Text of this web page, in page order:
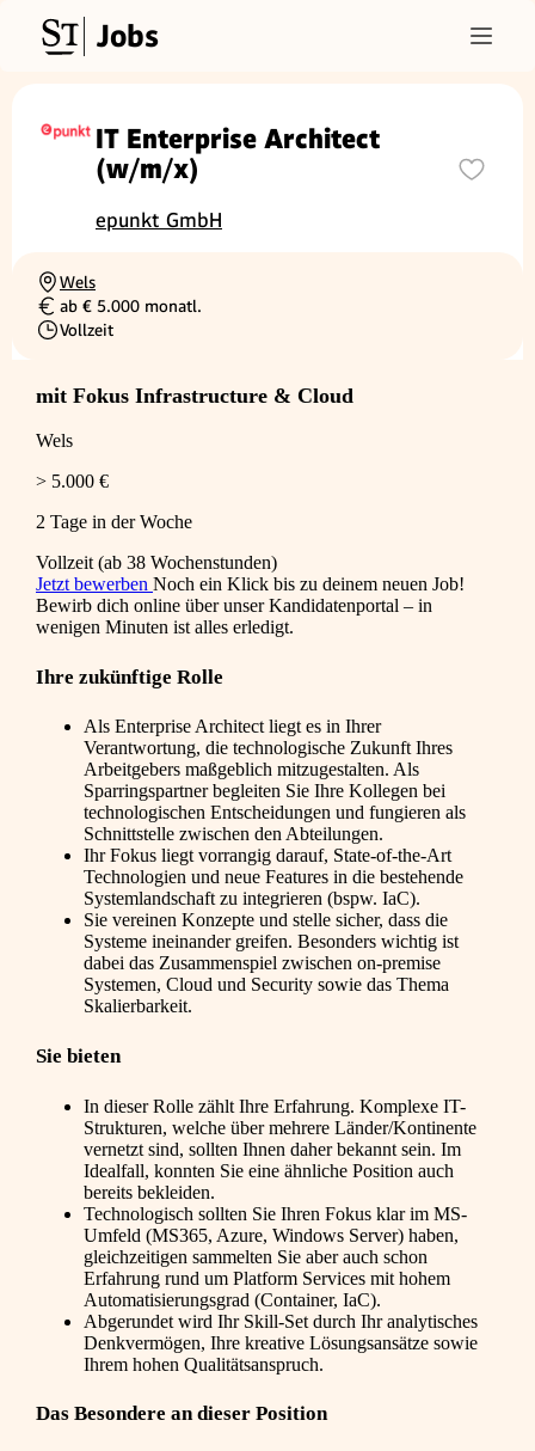
Jobs
IT Enterprise Architect
(w/m/x)
epunkt GmbH
Ortschaft
Wels
Gehalt
ab € 5.000 monatl.
Beschäftigungsart
Vollzeit
mit Fokus Infrastructure & Cloud
Wels
> 5.000 €
2 Tage in der Woche
Vollzeit (ab 38 Wochenstunden)
Jetzt bewerben Noch ein Klick bis zu deinem neuen Job!
Bewirb dich online über unser Kandidatenportal – in
wenigen Minuten ist alles erledigt.
Ihre zukünftige Rolle
Als Enterprise Architect liegt es in Ihrer
Verantwortung, die technologische Zukunft Ihres
Arbeitgebers maßgeblich mitzugestalten. Als
Sparringspartner begleiten Sie Ihre Kollegen bei
technologischen Entscheidungen und fungieren als
Schnittstelle zwischen den Abteilungen.
Ihr Fokus liegt vorrangig darauf, State-of-the-Art
Technologien und neue Features in die bestehende
Systemlandschaft zu integrieren (bspw. IaC).
Sie vereinen Konzepte und stelle sicher, dass die
Systeme ineinander greifen. Besonders wichtig ist
dabei das Zusammenspiel zwischen on-premise
Systemen, Cloud und Security sowie das Thema
Skalierbarkeit.
Sie bieten
In dieser Rolle zählt Ihre Erfahrung. Komplexe IT-
Strukturen, welche über mehrere Länder/Kontinente
vernetzt sind, sollten Ihnen daher bekannt sein. Im
Idealfall, konnten Sie eine ähnliche Position auch
bereits bekleiden.
Technologisch sollten Sie Ihren Fokus klar im MS-
Umfeld (MS365, Azure, Windows Server) haben,
gleichzeitigen sammelten Sie aber auch schon
Erfahrung rund um Platform Services mit hohem
Automatisierungsgrad (Container, IaC).
Abgerundet wird Ihr Skill-Set durch Ihr analytisches
Denkvermögen, Ihre kreative Lösungsansätze sowie
Ihrem hohen Qualitätsanspruch.
Das Besondere an dieser Position